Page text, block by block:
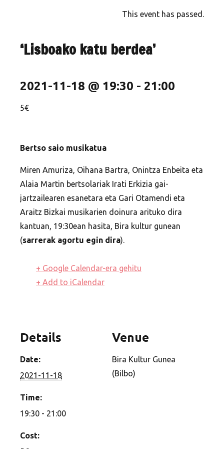
This event has passed.
‘Lisboako katu berdea’
2021-11-18 @ 19:30 - 21:00
5€
Bertso saio musikatua
Miren Amuriza, Oihana Bartra, Onintza Enbeita eta
Alaia Martin bertsolariak Irati Erkizia gai-
jartzailearen esanetara eta Gari Otamendi eta
Araitz Bizkai musikarien doinura arituko dira
kantuan, 19:30ean hasita, Bira kultur gunean
(sarrerak agortu egin dira).
+ Google Calendar-era gehitu
+ Add to iCalendar
Details
Date:
2021-11-18
Time:
19:30 - 21:00
Cost:
Venue
Bira Kultur Gunea
(Bilbo)